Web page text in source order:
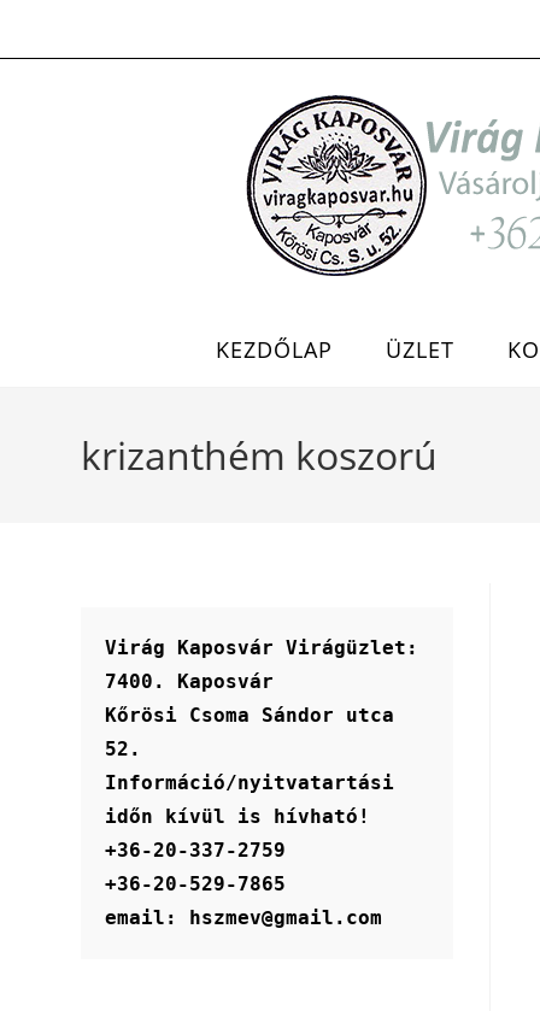
KEZDŐLAP ÜZLET
krizanthém koszorú
Virág Kaposvár Virágüzlet:
7400. Kaposvár
Kőrösi Csoma Sándor utca
52.
Információ/nyitvatartási
időn kívül is hívható!
+36-20-337-2759
+36-20-529-7865
email: hszmev@gmail.com